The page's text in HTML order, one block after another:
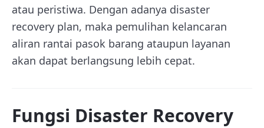
atau peristiwa. Dengan adanya disaster
recovery plan, maka pemulihan kelancaran
aliran rantai pasok barang ataupun layanan
akan dapat berlangsung lebih cepat.
Fungsi Disaster Recovery